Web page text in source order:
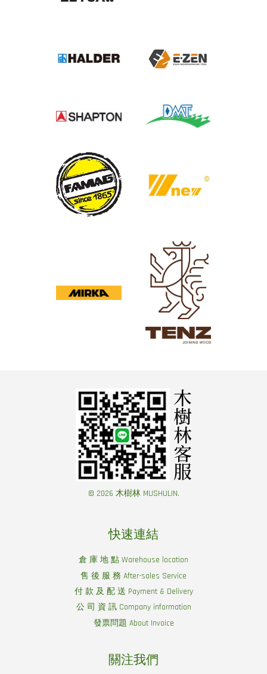
© 2026 木樹林 MUSHULIN.
快速連結
倉 庫 地 點 Warehouse location
售 後 服 務 After-sales Service
付 款 及 配 送 Payment & Delivery
公 司 資 訊 Company information
發票問題 About Invoice
關注我們